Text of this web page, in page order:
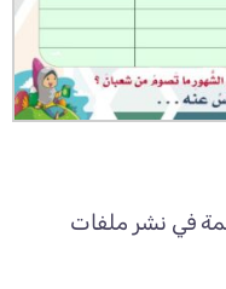
في نشر ملفات